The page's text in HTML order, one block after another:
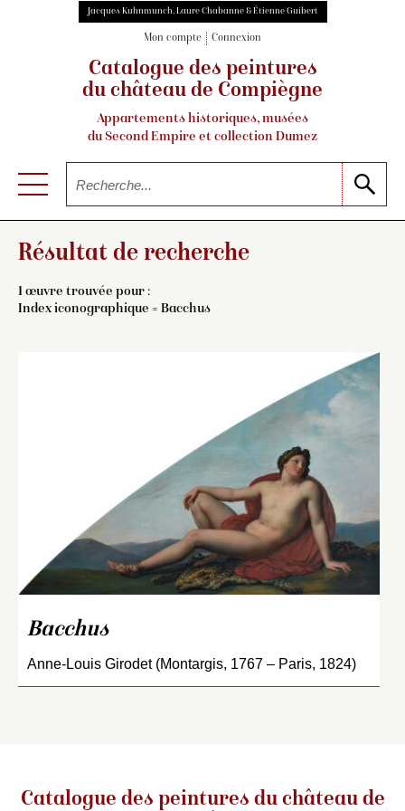
Jacques Kuhnmunch, Laure Chabanne & Étienne Guibert
Mon compte Connexion
Catalogue des peintures
du château de Compiègne
Appartements historiques, musées
du Second Empire et collection Dumez
Résultat de recherche
1 œuvre trouvée pour :
Index iconographique = Bacchus
Bacchus
Anne-Louis Girodet (Montargis, 1767 – Paris, 1824)
Catalogue des peintures du château de